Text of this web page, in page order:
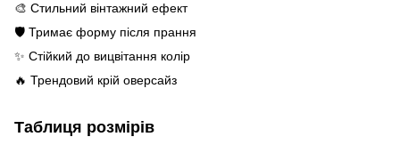
🎨 Стильний вінтажний ефект
🛡️ Тримає форму після прання
✨ Стійкий до вицвітання колір
🔥 Трендовий крій оверсайз
Таблиця розмірів